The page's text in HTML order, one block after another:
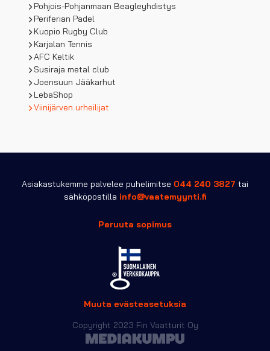
Pohjois-Pohjanmaan Beagleyhdistys
Periferian Padel
Kuopio Rugby Club
Karjalan Tennis
AFC Keltik
Susiraja metal club
Joensuun Jääkarhut
LebaShop
Viinijärven urheilijat
Asiakastukemme palvelee puhelimitse 044 240 3827 tai
sähköpostilla info@vaatemyynti.fi
Peruuta sopimus
Muuta evästeasetuksia
Copyright 2023 Fin Vaatturit Oy